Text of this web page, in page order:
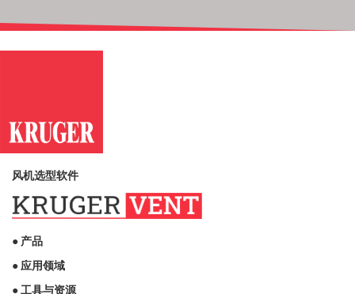
风机选型软件
● 产品
● 应用领域
● 工具与资源